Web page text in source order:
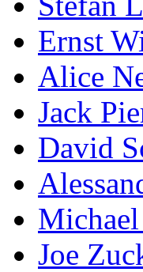
Ernst
Alice
Jack
David
Joe